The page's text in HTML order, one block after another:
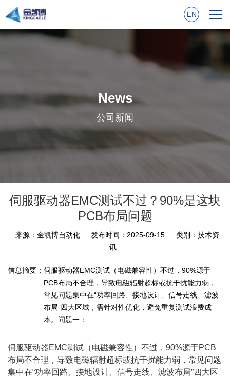
EN
News
公司新闻
伺服驱动器EMC测试不过？90%是这块
PCB布局问题
来源：金凯博自动化 发布时间：2025-09-15
类别：技术资
讯
信息摘要： 伺服驱动器EMC测试（电磁兼容性）不过，90%源于
PCB布局不合理，导致电磁辐射超标或抗干扰能力弱，
常见问题集中在“功率回路、接地设计、信号走线、滤波
布局”四大区域，需针对性优化，避免重复测试浪费成
本。问题一：...
伺服驱动器EMC测试（电磁兼容性）不过，90%源于PCB
布局不合理，导致电磁辐射超标或抗干扰能力弱，常见问题
集中在“功率回路、接地设计、信号走线、滤波布局”四大区